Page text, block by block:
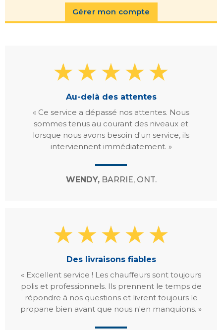
Gérer mon compte
Au-delà des attentes
« Ce service a dépassé nos attentes. Nous
sommes tenus au courant des niveaux et
lorsque nous avons besoin d'un service, ils
interviennent immédiatement. »
WENDY,BARRIE, ONT.
Des livraisons fiables
« Excellent service ! Les chauffeurs sont toujours
polis et professionnels. Ils prennent le temps de
répondre à nos questions et livrent toujours le
propane bien avant que nous n'en manquions. »